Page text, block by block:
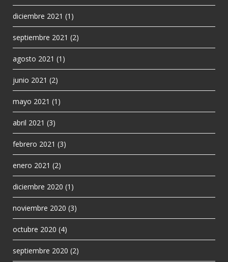
diciembre 2021 (1)
septiembre 2021 (2)
agosto 2021 (1)
junio 2021 (2)
mayo 2021 (1)
abril 2021 (3)
febrero 2021 (3)
enero 2021 (2)
diciembre 2020 (1)
noviembre 2020 (3)
octubre 2020 (4)
septiembre 2020 (2)